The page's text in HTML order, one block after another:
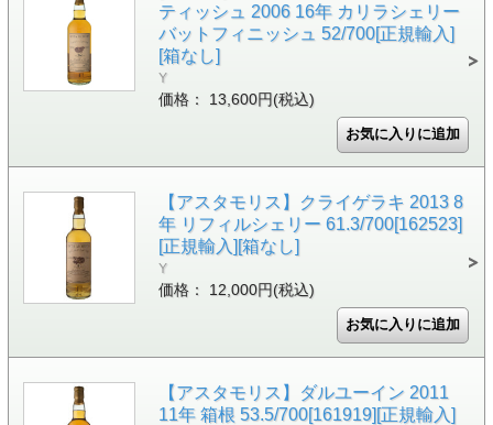
ティッシュ 2006 16年 カリラシェリー
バットフィニッシュ 52/700[正規輸入]
[箱なし]
Y
価格： 13,600円(税込)
【アスタモリス】クライゲラキ 2013 8
年 リフィルシェリー 61.3/700[162523]
[正規輸入][箱なし]
Y
価格： 12,000円(税込)
【アスタモリス】ダルユーイン 2011
11年 箱根 53.5/700[161919][正規輸入]